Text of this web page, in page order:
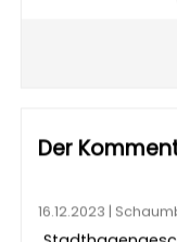
Der
16.12.2023 |